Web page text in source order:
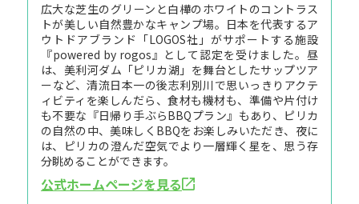
広大な芝生のグリーンと白樺のホワイトのコントラス
トが美しい自然豊かなキャンプ場。日本を代表するア
ウトドアブランド「LOGOS社」がサポートする施設
『powered by rogos』として認定を受けました。昼
は、美利河ダム「ピリカ湖」を舞台としたサップツア
ーなど、清流日本一の後志利別川で思いっきりアクテ
ィビティを楽しんだら、食材も機材も、準備や片付け
も不要な『日帰り手ぶらBBQプラン』もあり、ピリカ
の自然の中、美味しくBBQをお楽しみいただき、夜に
は、ピリカの澄んだ空気でより一層輝く星を、思う存
分眺めることができます。
公式ホームページを見る